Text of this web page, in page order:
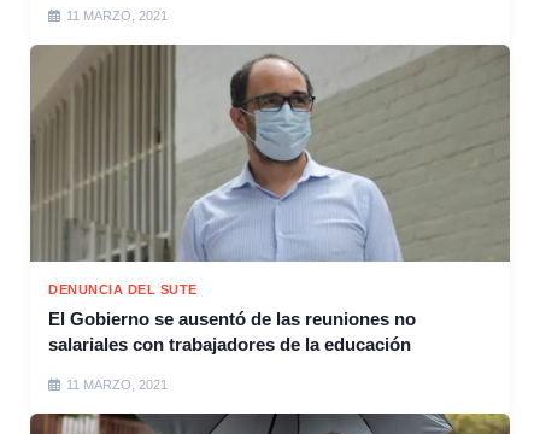
11 MARZO, 2021
DENUNCIA DEL SUTE
El Gobierno se ausentó de las reuniones no
salariales con trabajadores de la educación
11 MARZO, 2021